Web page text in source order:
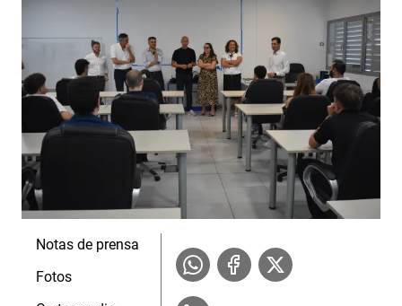
Notas de prensa
Fotos